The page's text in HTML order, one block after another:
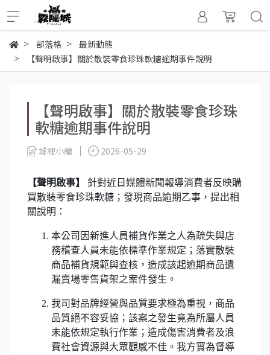
部落格
最新動態
【聲明啟事】關於散裝零食珍珠軟糖逾期事件說明
【聲明啟事】關於散裝零食珍珠
軟糖逾期事件說明
城裡小編 2026-05-29
【聲明啟事】
針對近日媒體新聞報導消費者反映購
買散裝零食珍珠軟糖；發現商品逾期乙事，提出相
關說明：
本公司因新進人員補貨作業之人為疏失與店
務稽查人員未能依標準作業規定；落實散裝
商品補貨規範與查核，造成該起逾期商品遺
漏賣場零售貨架之案件發生。
我司對品牌經營與品質要求極為重視，商品
品質絕不容妥協；該案之發生竟為所屬人員
未能依規定執行作業；造成傷害消費者及浪
費社會資源與大眾觀感不佳。我方實為督導